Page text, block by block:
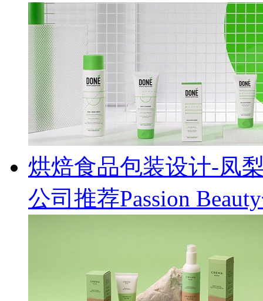
烘焙食品包装设计-凤
公司推荐Passion